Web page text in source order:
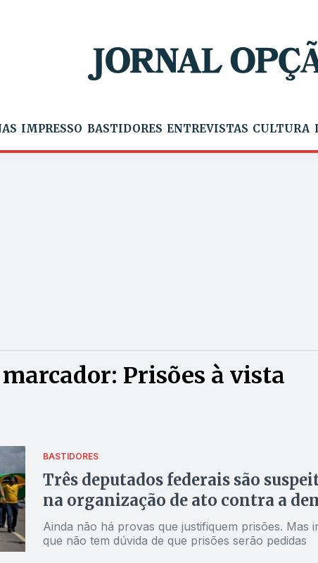
IMPRESSO BASTIDORES ENTREVISTAS CULTURA
Prisões à vista
BASTIDORES
Três deputados federais são
na organização de ato contra a
Ainda não há provas que justifiquem prisões. Mas
que não tem dúvida de que prisões serão pedidas